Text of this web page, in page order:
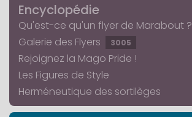
Encyclopédie
Qu'est-ce qu'un flyer de Marabout ?
Galerie des Flyers
3005
Rejoignez la Mago Pride !
Les Figures de Style
Herméneutique des sortilèges